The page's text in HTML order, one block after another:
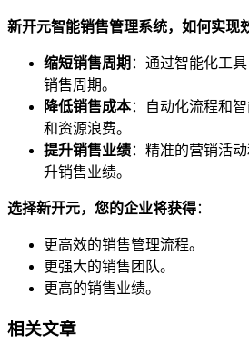
新开元智能销售管理系统，如何实现
缩短销售周期 ：通过智能化工
销售周期。
降低销售成本：自动化流程和
和资源浪费。
提升销售业绩：精准的营销活
升销售业绩。
选择新开元，您的企业将获得：
更高效的销售管理流程。
更强大的销售团队。
更高的销售业绩。
相关文章